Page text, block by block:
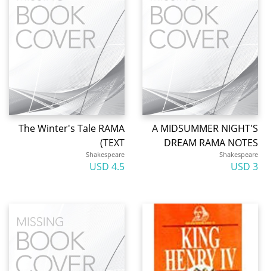
A MIDSUMMER NIGHT'S
DREAM RAMA NOTES
Shakespeare
3 USD
The Winter's Tale RAMA
TEXT)
Shakespeare
4.5 USD